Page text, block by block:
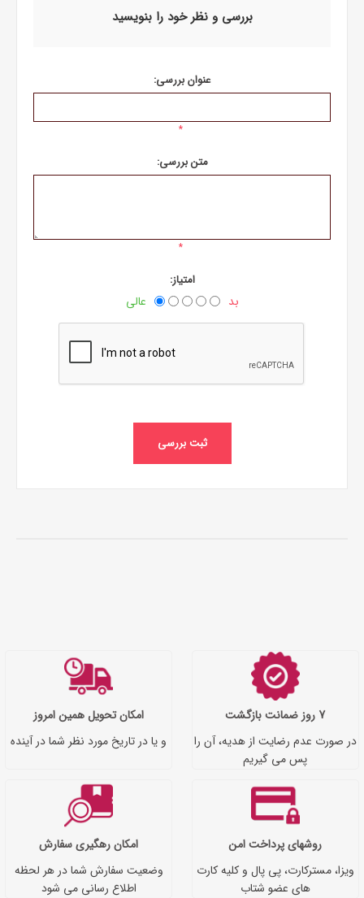
بررسی و نظر خود را بنویسید
عنوان بررسی:
*
متن بررسی:
*
امتیاز:
بد عالی
ثبت بررسی
7 روز ضمانت بازگشت
در صورت عدم رضایت از هدیه، آن را
پس می گیریم
امکان تحویل همین امروز
و یا در تاریخ مورد نظر شما در آینده
روشهای پرداخت امن
ویزا، مسترکارت، پی پال و کلیه کارت
های عضو شتاب
امکان رهگیری سفارش
وضعیت سفارش شما در هر لحظه
اطلاع رسانی می شود